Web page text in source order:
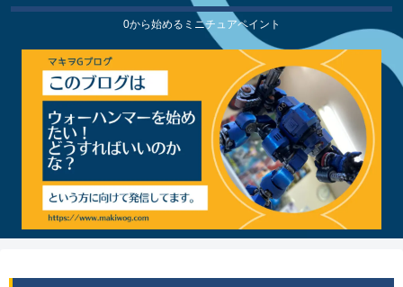
0から始めるミニチュアペイント